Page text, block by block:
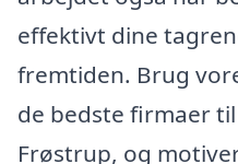
effektivt dine
fremtiden. Brug
de bedste firmaer
Frøstrup, og